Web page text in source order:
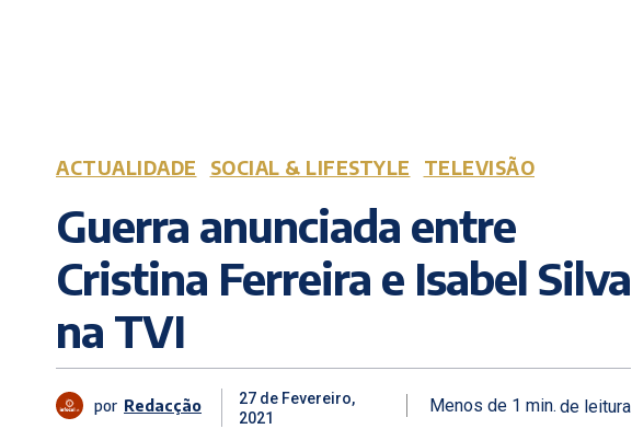
ACTUALIDADE SOCIAL & LIFESTYLE TELEVISÃO
Guerra anunciada entre
Cristina Ferreira e Isabel Silva
na TVI
por Redacção
27 de Fevereiro,
2021
Menos de 1 min. de leitura